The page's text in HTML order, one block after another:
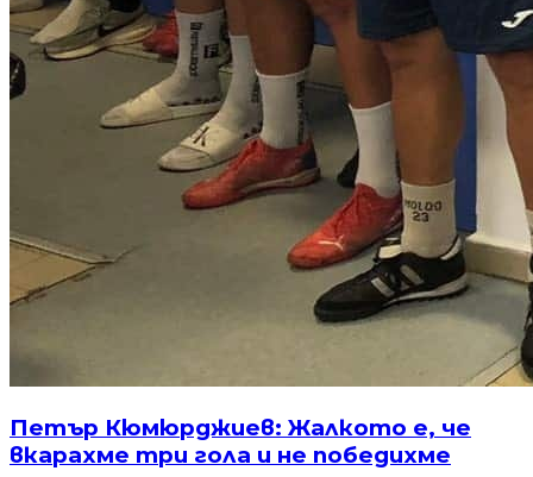
Петър Кюмюрджиев: Жалкото е, че
вкарахме три гола и не победихме